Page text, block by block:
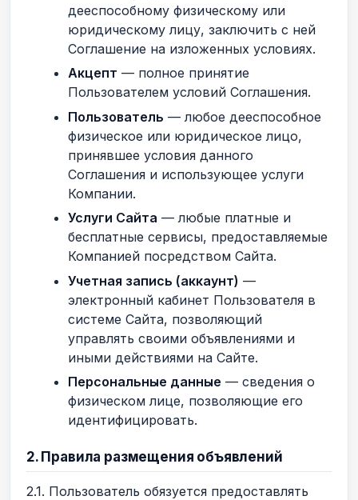
дееспособному физическому или
юридическому лицу, заключить с ней
Соглашение на изложенных условиях.
Акцепт — полное принятие
Пользователем условий Соглашения.
Пользователь — любое дееспособное
физическое или юридическое лицо,
принявшее условия данного
Соглашения и использующее услуги
Компании.
Услуги Сайта — любые платные и
бесплатные сервисы, предоставляемые
Компанией посредством Сайта.
Учетная запись (аккаунт) —
электронный кабинет Пользователя в
системе Сайта, позволяющий
управлять своими объявлениями и
иными действиями на Сайте.
Персональные данные — сведения о
физическом лице, позволяющие его
идентифицировать.
2. Правила размещения объявлений
2.1. Пользователь обязуется предоставлять